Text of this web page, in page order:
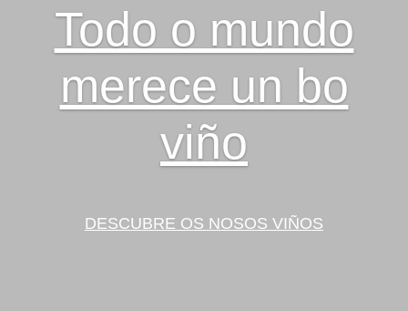
Todo o mundo
merece un bo
viño
DESCUBRE OS NOSOS VIÑOS